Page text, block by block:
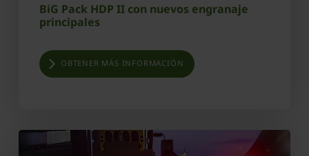
BiG Pack HDP II con nuevos engranaje
principales
OBTENER MÁS INFORMACIÓN